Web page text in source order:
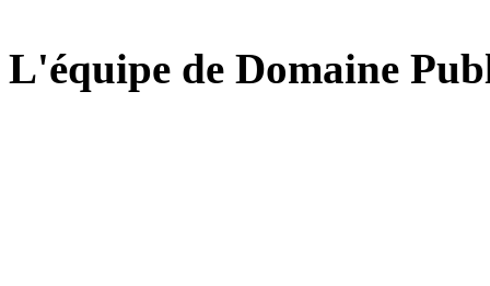
L'équipe de Domaine